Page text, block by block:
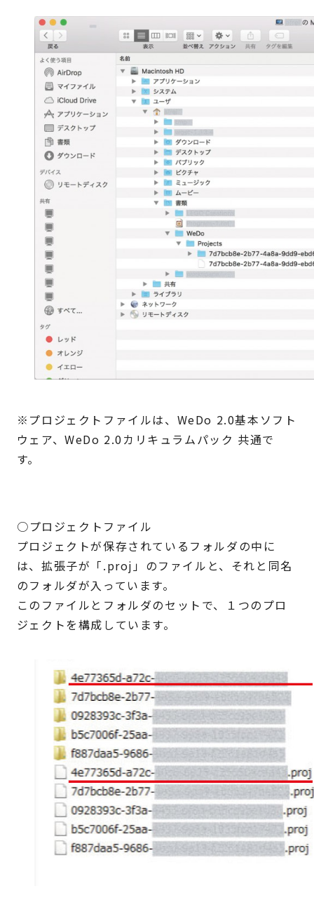
※プロジェクトファイルは、WeDo 2.0基本ソフト
ウェア、WeDo 2.0カリキュラムパック 共通で
す。
○プロジェクトファイル
プロジェクトが保存されているフォルダの中に
は、拡張子が「.proj」のファイルと、それと同名
のフォルダが入っています。
このファイルとフォルダのセットで、１つのプロ
ジェクトを構成しています。